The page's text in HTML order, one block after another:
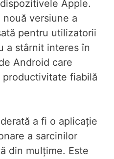
Apple.
versiune a
pentru utilizatorii
a stârnit interes în
Android care
fiabilă
a fi o aplicație
a sarcinilor
din mulțime. Este